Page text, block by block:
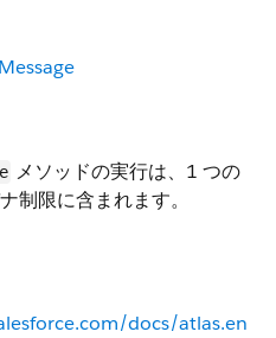
メソッドの実行は、1 つの
制限に含まれます。
docs/atlas.en